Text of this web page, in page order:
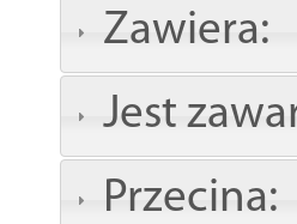
Zawiera:
Jest
Przecina: